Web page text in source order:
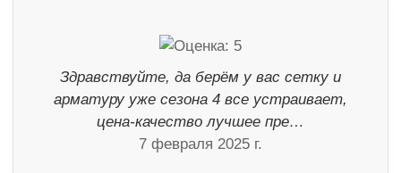
Здравствуйте, да берём у вас сетку и
арматуру уже сезона 4 все устраивает,
цена-качество лучшее пре…
7 февраля 2025 г.